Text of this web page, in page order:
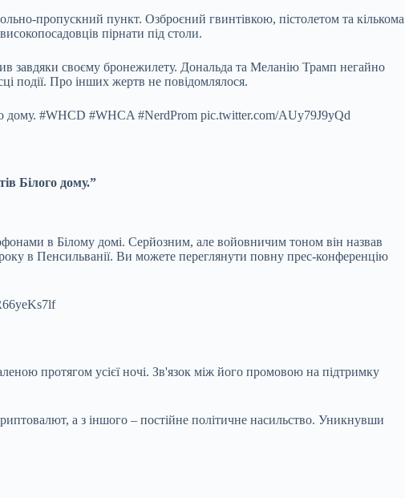
пропускний пункт. Озброєний гвинтівкою, пістолетом та кількома
пірнати під столи.
завдяки своєму бронежилету. Дональда та Меланію Трамп негайно
події. Про інших жертв не повідомлялося.
дому. #WHCD #WHCA #NerdProm pic.twitter.com/AUy79J9yQd
Білого дому.”
в Білому домі. Серйозним, але войовничим тоном він назвав
в Пенсильванії. Ви можете переглянути повну прес-конференцію
протягом усієї ночі. Зв'язок між його промовою на підтримку
а з іншого – постійне політичне насильство. Уникнувши